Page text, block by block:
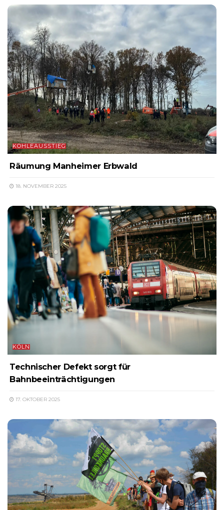
KOHLEAUSSTIEG
Räumung Manheimer Erbwald
18. NOVEMBER 2025
KÖLN
Technischer Defekt sorgt für
Bahnbeeinträchtigungen
17. OKTOBER 2025